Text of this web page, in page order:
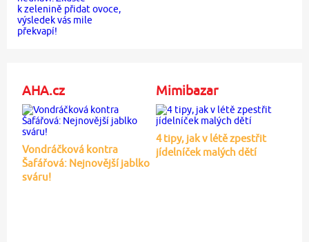
AHA.cz
Vondráčková kontra
Šafářová: Nejnovější jablko
sváru!
Mimibazar
4 tipy, jak v létě zpestřit
jídelníček malých dětí